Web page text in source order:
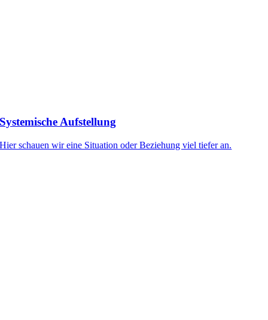
Systemische Aufstellung
Hier schauen wir eine Situation oder Beziehung viel tiefer an.